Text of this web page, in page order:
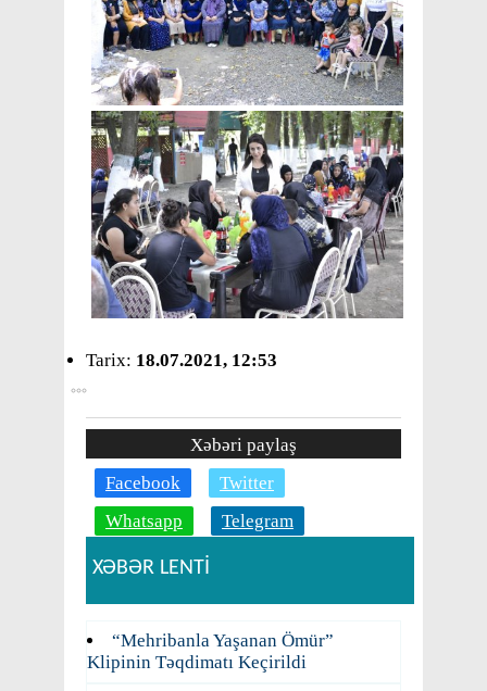
Tarix: 18.07.2021, 12:53
Xəbəri paylaş
Facebook
Twitter
Whatsapp
Telegram
XƏBƏR LENTİ
“Mehribanla Yaşanan Ömür”
Klipinin Təqdimatı Keçirildi